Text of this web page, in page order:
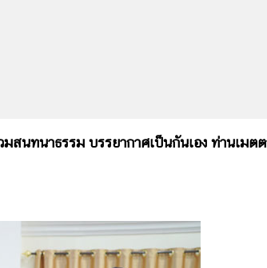
มสนทนาธรรม บรรยากาศเป็นกันเอง ท่านเมต